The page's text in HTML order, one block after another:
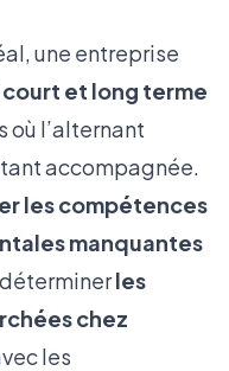
une entreprise
et long terme
où l’alternant
accompagnée.
les compétences
manquantes
les
chez
les